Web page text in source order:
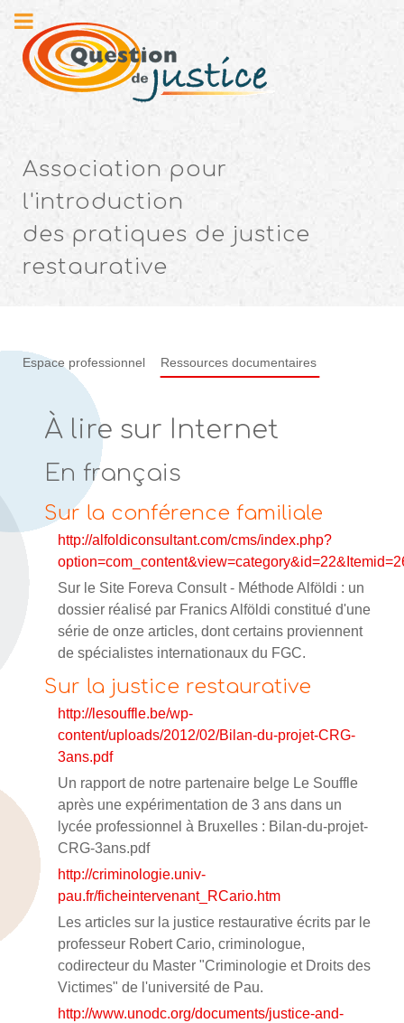
Association pour
l'introduction
des pratiques de justice
restaurative
Espace professionnel Ressources documentaires
À lire sur Internet
En français
Sur la conférence familiale
http://alfoldiconsultant.com/cms/index.php?
Sur le Site Foreva Consult - Méthode Alföldi : un
dossier réalisé par Franics Alföldi constitué d'une
série de onze articles, dont certains proviennent
de spécialistes internationaux du FGC.
Sur la justice restaurative
http://lesouffle.be/wp-
content/uploads/2012/02/Bilan-du-projet-CRG-
3ans.pdf
Un rapport de notre partenaire belge Le Souffle
après une expérimentation de 3 ans dans un
lycée professionnel à Bruxelles : Bilan-du-projet-
CRG-3ans.pdf
http://criminologie.univ-
pau.fr/ficheintervenant_RCario.htm
Les articles sur la justice restaurative écrits par le
professeur Robert Cario, criminologue,
codirecteur du Master "Criminologie et Droits des
Victimes" de l'université de Pau.
http://www.unodc.org/documents/justice-and-